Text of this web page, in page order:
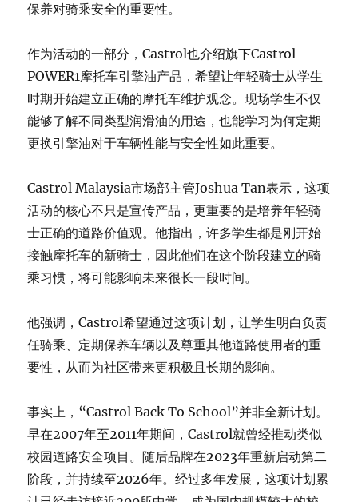
保养对骑乘安全的重要性。
作为活动的一部分，Castrol也介绍旗下Castrol
POWER1摩托车引擎油产品，希望让年轻骑士从学生
时期开始建立正确的摩托车维护观念。现场学生不仅
能够了解不同类型润滑油的用途，也能学习为何定期
更换引擎油对于车辆性能与安全性如此重要。
Castrol Malaysia市场部主管Joshua Tan表示，这项
活动的核心不只是宣传产品，更重要的是培养年轻骑
士正确的道路价值观。他指出，许多学生都是刚开始
接触摩托车的新骑士，因此他们在这个阶段建立的骑
乘习惯，将可能影响未来很长一段时间。
他强调，Castrol希望通过这项计划，让学生明白负责
任骑乘、定期保养车辆以及尊重其他道路使用者的重
要性，从而为社区带来更积极且长期的影响。
事实上，“Castrol Back To School”并非全新计划。
早在2007年至2011年期间，Castrol就曾经推动类似
校园道路安全项目。随后品牌在2023年重新启动第二
阶段，并持续至2026年。经过多年发展，这项计划累